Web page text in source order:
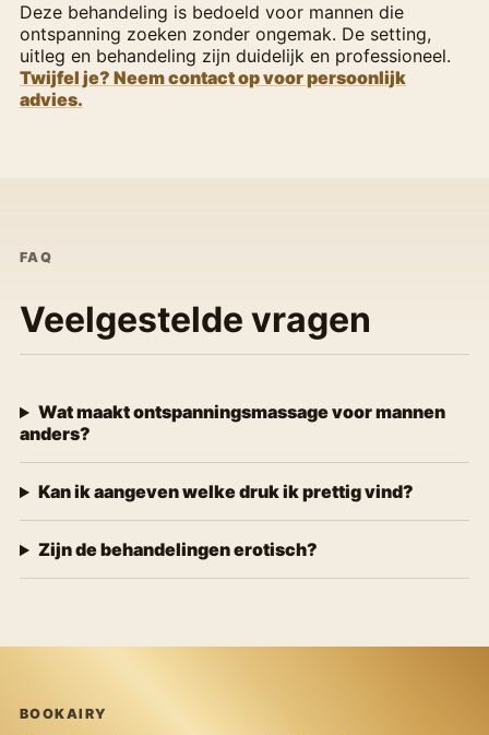
Deze behandeling is bedoeld voor mannen die
ontspanning zoeken zonder ongemak. De setting,
uitleg en behandeling zijn duidelijk en professioneel.
Twijfel je? Neem contact op voor persoonlijk
advies.
FAQ
Veelgestelde vragen
Wat maakt ontspanningsmassage voor mannen
anders?
Kan ik aangeven welke druk ik prettig vind?
Zijn de behandelingen erotisch?
BOOKAIRY